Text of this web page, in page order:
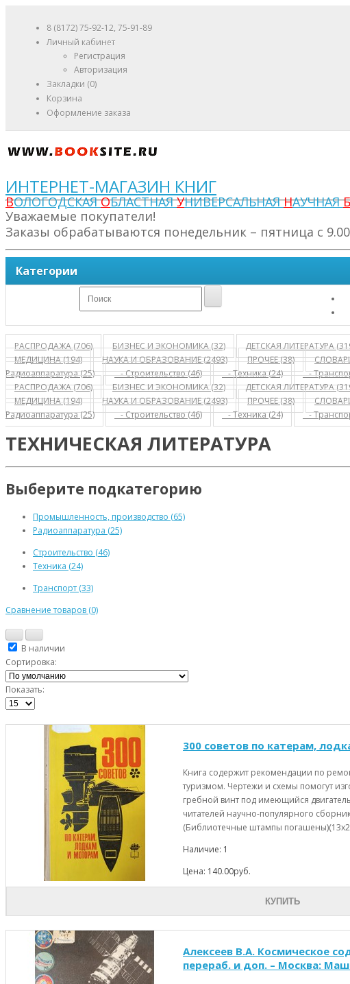
8 (8172) 75-92-12, 75-91-89
Личный кабинет
Регистрация
Авторизация
Закладки (0)
Корзина
Оформление заказа
ИНТЕРНЕТ-МАГАЗИН КНИГ
ВОЛОГОДСКАЯОБЛАСТНАЯУНИВЕРСАЛЬНАЯНАУЧНАЯБ
Уважаемые покупатели!
Заказы обрабатываются понедельник – пятница с
Категории
РАСПРОДАЖА (706) БИЗНЕС И ЭКОНОМИКА (32) ДЕТСКАЯ ЛИТЕРАТУРА
МЕДИЦИНА (194)
НАУКА И ОБРАЗОВАНИЕ (2493) ПРОЧЕЕ (38)
Радиоаппаратура (25)
- Строительство (46) - Техника (24) -
РАСПРОДАЖА (706)
БИЗНЕС И ЭКОНОМИКА (32) ДЕТСКАЯ ЛИТЕРАТУРА
МЕДИЦИНА (194)
НАУКА И ОБРАЗОВАНИЕ (2493) ПРОЧЕЕ (38)
Радиоаппаратура (25)
- Строительство (46) - Техника (24) -
ТЕХНИЧЕСКАЯ ЛИТЕРАТУРА
Выберите подкатегорию
Промышленность, производство (65)
Радиоаппаратура (25)
Строительство (46)
Техника (24)
Транспорт (33)
Сравнение товаров (0)
В наличии
Сортировка:
Показать:
300 советов по катерам,
Книга содержит рекомендации по
туризмом. Чертежи и схемы помогут
гребной винт под имеющийся
читателей научно-популярного
(Библиотечные штампы
Наличие: 1
Цена: 140.00руб.
КУПИТЬ
Алексеев В.А. Космическое
перераб. и доп. – Москва: